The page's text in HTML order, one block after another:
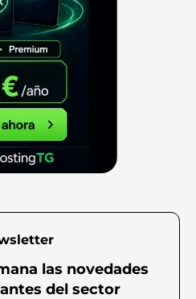
las novedades
del sector